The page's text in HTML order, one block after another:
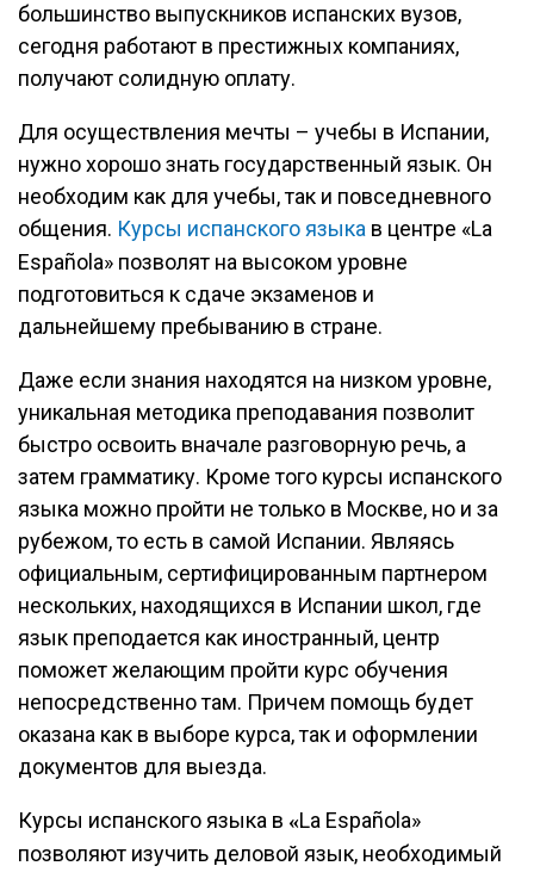
большинство выпускников испанских вузов,
сегодня работают в престижных компаниях,
получают солидную оплату.
Для осуществления мечты – учебы в Испании,
нужно хорошо знать государственный язык. Он
необходим как для учебы, так и повседневного
общения. Курсы испанского языка в центре «La
Española» позволят на высоком уровне
подготовиться к сдаче экзаменов и
дальнейшему пребыванию в стране.
Даже если знания находятся на низком уровне,
уникальная методика преподавания позволит
быстро освоить вначале разговорную речь, а
затем грамматику. Кроме того курсы испанского
языка можно пройти не только в Москве, но и за
рубежом, то есть в самой Испании. Являясь
официальным, сертифицированным партнером
нескольких, находящихся в Испании школ, где
язык преподается как иностранный, центр
поможет желающим пройти курс обучения
непосредственно там. Причем помощь будет
оказана как в выборе курса, так и оформлении
документов для выезда.
Курсы испанского языка в «La Española»
позволяют изучить деловой язык, необходимый